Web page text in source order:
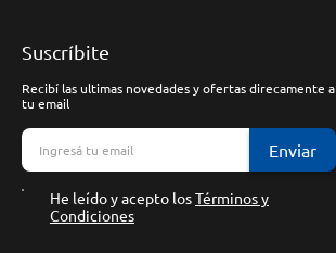
Suscríbite
Recibí las ultimas novedades y ofertas direcamente a
tu email
Enviar
He leído y acepto losTérminos y
Condiciones